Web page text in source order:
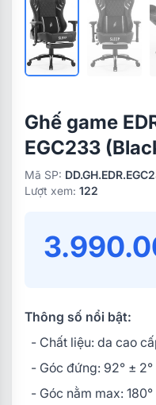
Ghế game
EGC233
Mã SP:
Lượt xem: 122
Thông số nổi bật:
- Chất liệu: da cao
- Góc đứng: 92° ± 2°
- Góc nằm max: 180°